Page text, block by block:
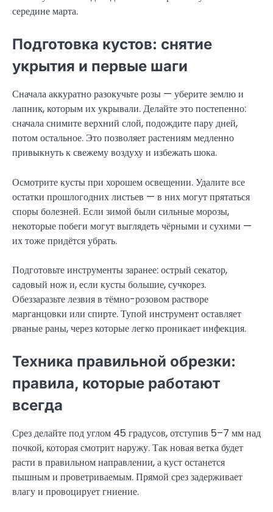
середине марта.
Подготовка кустов: снятие
укрытия и первые шаги
Сначала аккуратно разокучьте розы — уберите землю и
лапник, которым их укрывали. Делайте это постепенно:
сначала снимите верхний слой, подождите пару дней,
потом остальное. Это позволяет растениям медленно
привыкнуть к свежему воздуху и избежать шока.
Осмотрите кусты при хорошем освещении. Удалите все
остатки прошлогодних листьев — в них могут прятаться
споры болезней. Если зимой были сильные морозы,
некоторые побеги могут выглядеть чёрными и сухими —
их тоже придётся убрать.
Подготовьте инструменты заранее: острый секатор,
садовый нож и, если кусты большие, сучкорез.
Обеззаразьте лезвия в тёмно-розовом растворе
марганцовки или спирте. Тупой инструмент оставляет
рваные раны, через которые легко проникает инфекция.
Техника правильной обрезки:
правила, которые работают
всегда
Срез делайте под углом 45 градусов, отступив 5–7 мм над
почкой, которая смотрит наружу. Так новая ветка будет
расти в правильном направлении, а куст останется
пышным и проветриваемым. Прямой срез задерживает
влагу и провоцирует гниение.